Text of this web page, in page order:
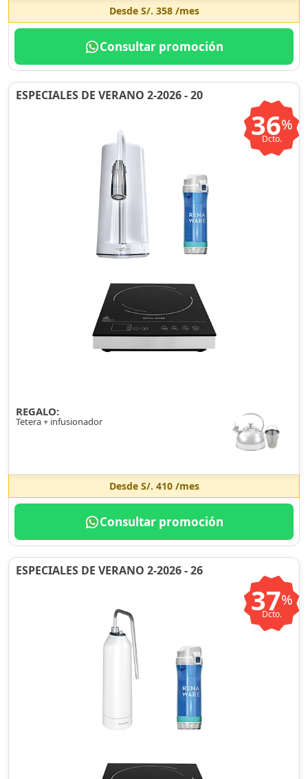
Desde S/. 358/mes
Consultar promoción
ESPECIALES DE VERANO 2-2026 - 20
36%
Dcto.
REGALO:
Tetera + infusionador
Desde S/. 410/mes
Consultar promoción
ESPECIALES DE VERANO 2-2026 - 26
37%
Dcto.